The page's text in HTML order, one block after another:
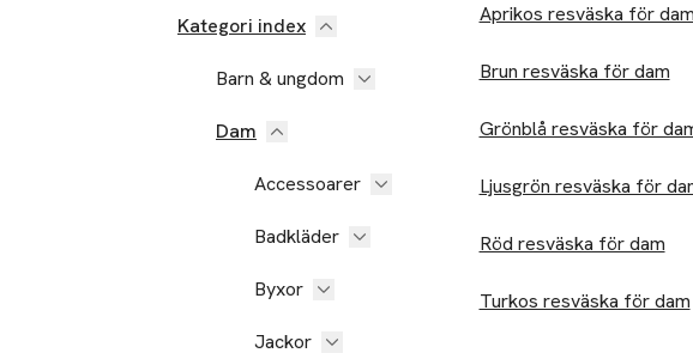
Kategori index
Barn & ungdom
Dam
Accessoarer
Badkläder
Byxor
Jackor
Aprikos resväska för dam
Brun resväska för dam
Grönblå resväska för
Ljusgrön resväska för
Röd resväska för dam
Turkos resväska för dam